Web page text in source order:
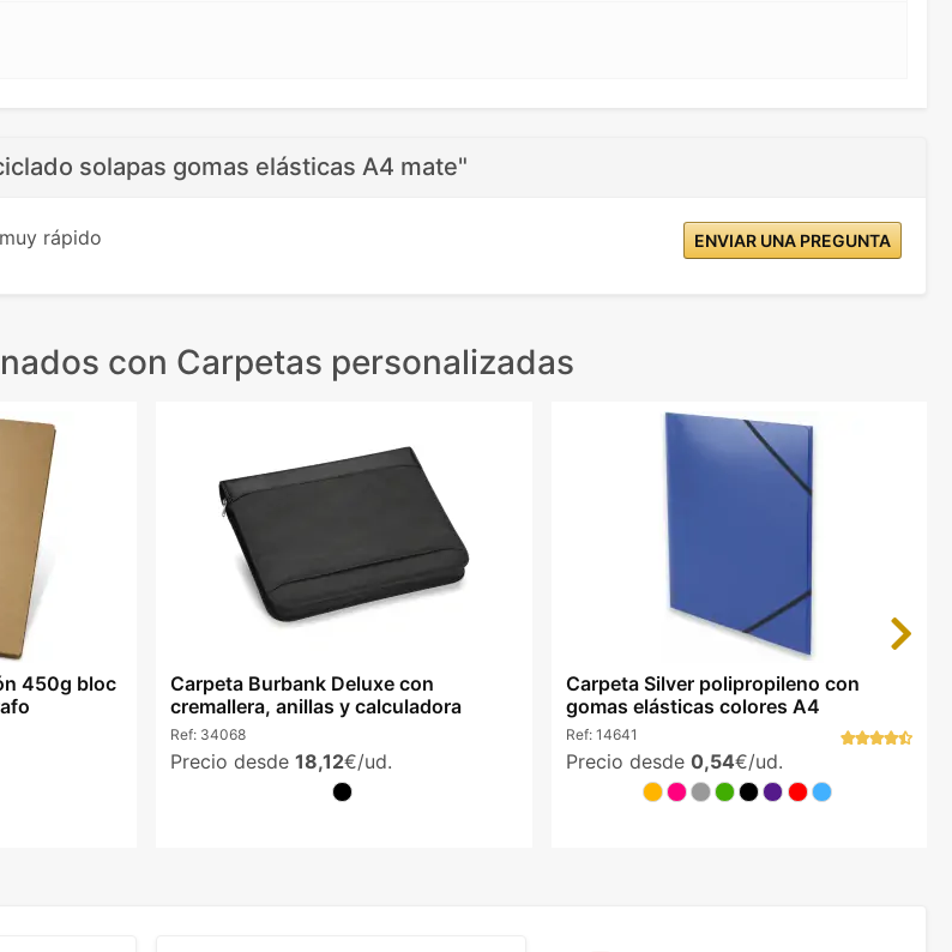
solapas gomas elásticas A4 mate"
rápido ENVIAR UNA PREGUNTA
con Carpetas personalizadas
450g bloc
Carpeta Burbank Deluxe con
cremallera, anillas y calculadora
Ref: 34068
Precio desde 18,12€/ud.
Carpeta Silver polipropileno con
gomas elásticas colores A4
Ref: 14641
Precio desde 0,54€/ud.
Next